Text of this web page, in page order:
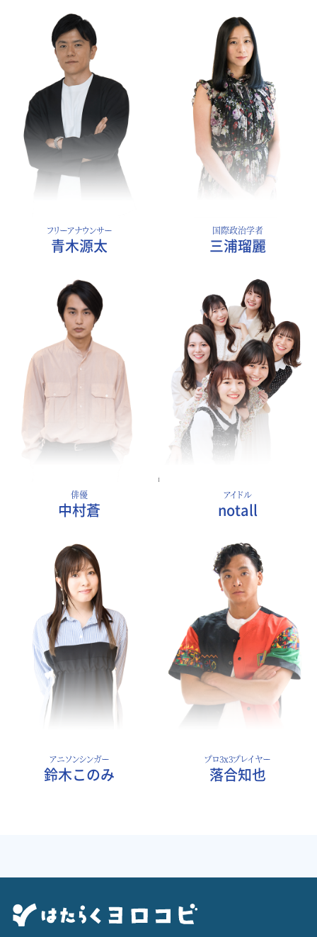
フリーアナウンサー
青木源太
国際政治学者
三浦瑠麗
俳優
中村蒼
アイドル
notall
アニソンシンガー
鈴木このみ
プロ3x3プレイヤー
落合知也